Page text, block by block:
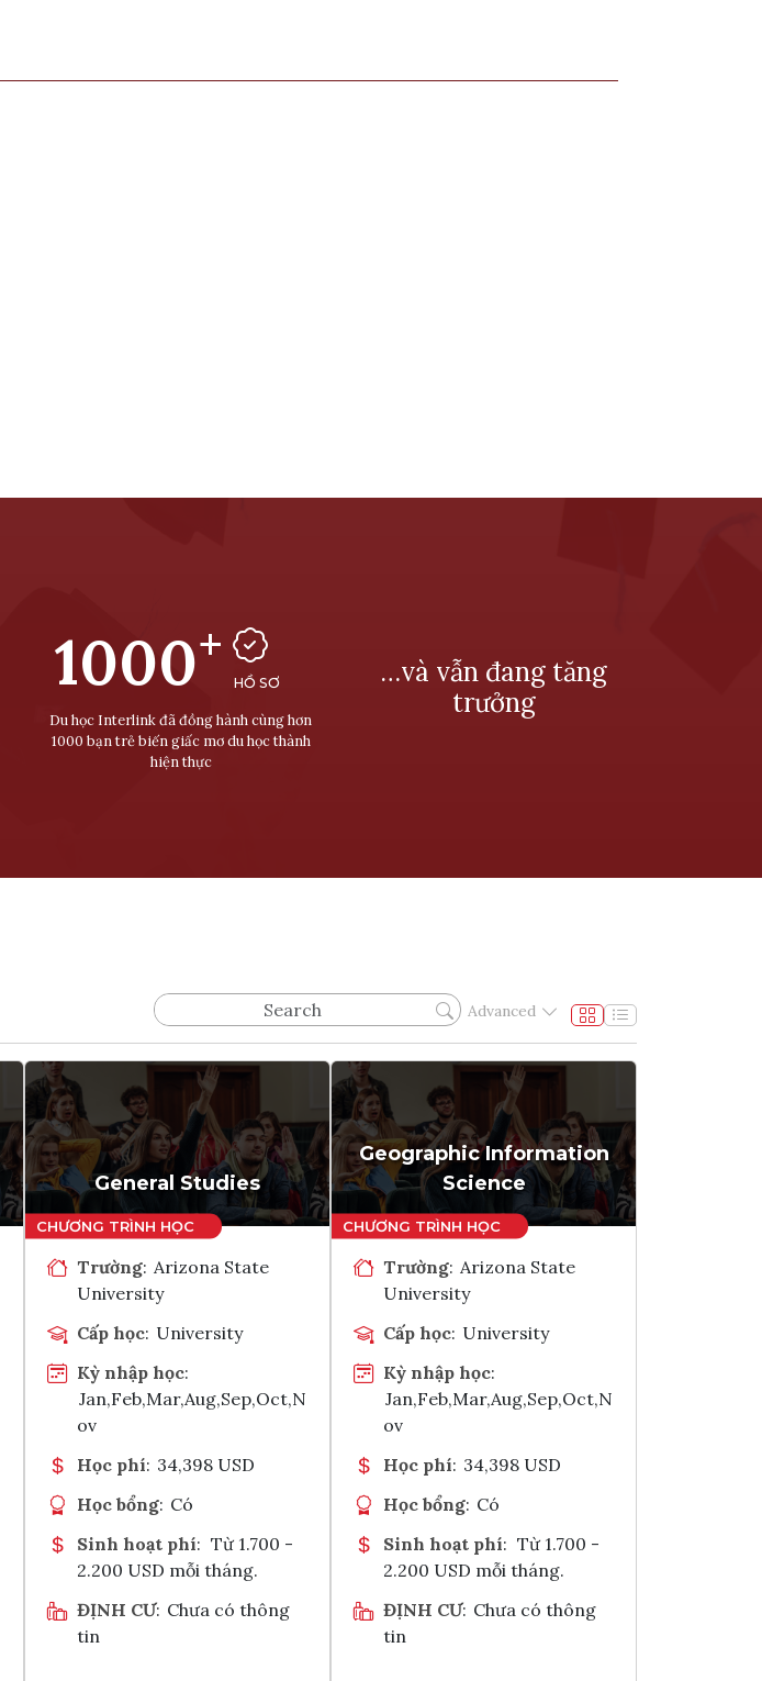
1000+
HỒ SƠ
Du học Interlink đã đồng hành cùng hơn
1000 bạn trẻ biến giấc mơ du học thành
hiện thực
…và vẫn đang tăng
trưởng
Advanced
General Studies
Trường: Arizona State
University
Cấp học: University
Kỳ nhập học:
Jan,Feb,Mar,Aug,Sep,Oct,N
ov
Học phí: 34,398 USD
Học bổng: Có
Sinh hoạt phí: Từ 1.700 -
2.200 USD mỗi tháng.
ĐỊNH CƯ: Chưa có thông
tin
Geographic Information
Science
Trường: Arizona State
University
Cấp học: University
Kỳ nhập học:
Jan,Feb,Mar,Aug,Sep,Oct,N
ov
Học phí: 34,398 USD
Học bổng: Có
Sinh hoạt phí: Từ 1.700 -
2.200 USD mỗi tháng.
ĐỊNH CƯ: Chưa có thông
tin